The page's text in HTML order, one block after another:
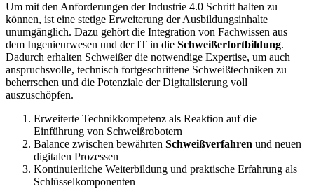
Um mit den Anforderungen der Industrie 4.0 Schritt halten zu
können, ist eine stetige Erweiterung der Ausbildungsinhalte
unumgänglich. Dazu gehört die Integration von Fachwissen aus
dem Ingenieurwesen und der IT in die Schweißerfortbildung.
Dadurch erhalten Schweißer die notwendige Expertise, um auch
anspruchsvolle, technisch fortgeschrittene Schweißtechniken zu
beherrschen und die Potenziale der Digitalisierung voll
auszuschöpfen.
Erweiterte Technikkompetenz als Reaktion auf die
Einführung von Schweißrobotern
Balance zwischen bewährten Schweißverfahren und neuen
digitalen Prozessen
Kontinuierliche Weiterbildung und praktische Erfahrung als
Schlüsselkomponenten